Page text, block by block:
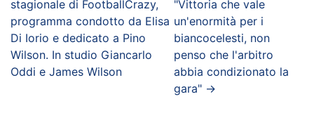
stagionale di FootballCrazy,
programma condotto da Elisa
Di Iorio e dedicato a Pino
Wilson. In studio Giancarlo
Oddi e James Wilson
"Vittoria che vale
un'enormità per i
biancocelesti, non
penso che l'arbitro
abbia condizionato la
gara"→